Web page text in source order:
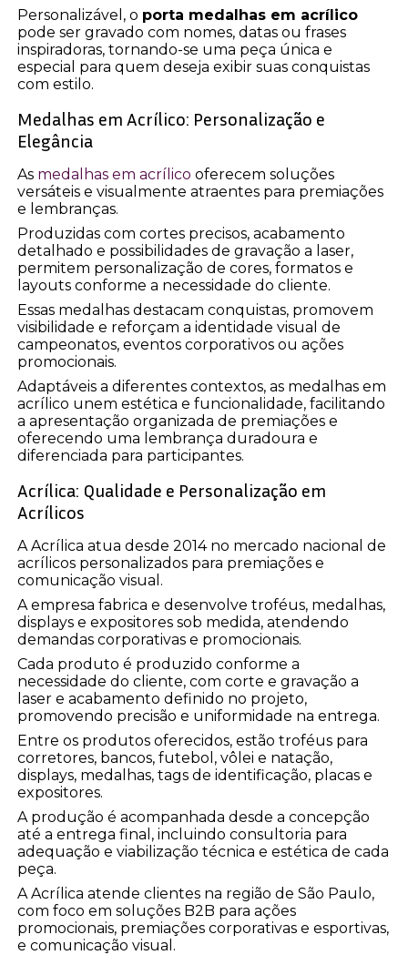
Personalizável, o porta medalhas em acrílico
pode ser gravado com nomes, datas ou frases
inspiradoras, tornando-se uma peça única e
especial para quem deseja exibir suas conquistas
com estilo.
Medalhas em Acrílico: Personalização e
Elegância
As medalhas em acrílico oferecem soluções
versáteis e visualmente atraentes para premiações
e lembranças.
Produzidas com cortes precisos, acabamento
detalhado e possibilidades de gravação a laser,
permitem personalização de cores, formatos e
layouts conforme a necessidade do cliente.
Essas medalhas destacam conquistas, promovem
visibilidade e reforçam a identidade visual de
campeonatos, eventos corporativos ou ações
promocionais.
Adaptáveis a diferentes contextos, as medalhas em
acrílico unem estética e funcionalidade, facilitando
a apresentação organizada de premiações e
oferecendo uma lembrança duradoura e
diferenciada para participantes.
Acrílica: Qualidade e Personalização em
Acrílicos
A Acrílica atua desde 2014 no mercado nacional de
acrílicos personalizados para premiações e
comunicação visual.
A empresa fabrica e desenvolve troféus, medalhas,
displays e expositores sob medida, atendendo
demandas corporativas e promocionais.
Cada produto é produzido conforme a
necessidade do cliente, com corte e gravação a
laser e acabamento definido no projeto,
promovendo precisão e uniformidade na entrega.
Entre os produtos oferecidos, estão troféus para
corretores, bancos, futebol, vôlei e natação,
displays, medalhas, tags de identificação, placas e
expositores.
A produção é acompanhada desde a concepção
até a entrega final, incluindo consultoria para
adequação e viabilização técnica e estética de cada
peça.
A Acrílica atende clientes na região de São Paulo,
com foco em soluções B2B para ações
promocionais, premiações corporativas e esportivas,
e comunicação visual.